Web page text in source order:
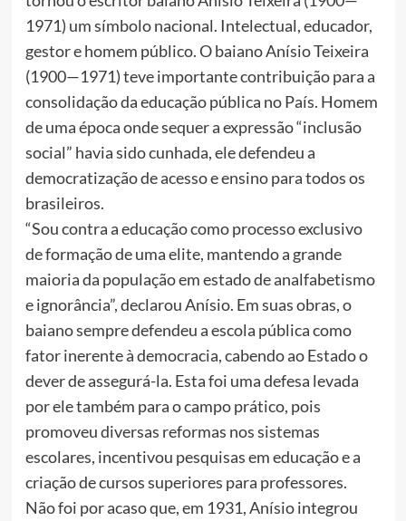
1971) um símbolo nacional. Intelectual, educador,
gestor e homem público. O baiano Anísio Teixeira
(1900—1971) teve importante contribuição para a
consolidação da educação pública no País. Homem
de uma época onde sequer a expressão “inclusão
social” havia sido cunhada, ele defendeu a
democratização de acesso e ensino para todos os
brasileiros.
“Sou contra a educação como processo exclusivo
de formação de uma elite, mantendo a grande
maioria da população em estado de analfabetismo
e ignorância”, declarou Anísio. Em suas obras, o
baiano sempre defendeu a escola pública como
fator inerente à democracia, cabendo ao Estado o
dever de assegurá-la. Esta foi uma defesa levada
por ele também para o campo prático, pois
promoveu diversas reformas nos sistemas
escolares, incentivou pesquisas em educação e a
criação de cursos superiores para professores.
Não foi por acaso que, em 1931, Anísio integrou